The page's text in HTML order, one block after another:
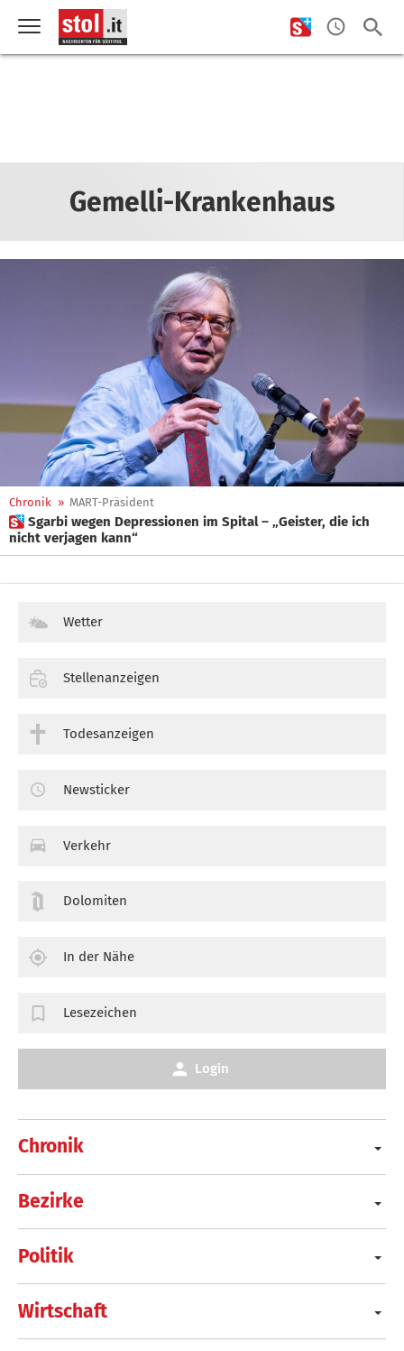
Gemelli-Krankenhaus
Chronik » MART-Präsident
 Sgarbi wegen Depressionen im Spital – „Geister, die ich
nicht verjagen kann“
Chronik
Bezirke
Politik
Wirtschaft
Wetter
Stellenanzeigen
Todesanzeigen
Newsticker
Verkehr
Dolomiten
In der Nähe
Lesezeichen
Login